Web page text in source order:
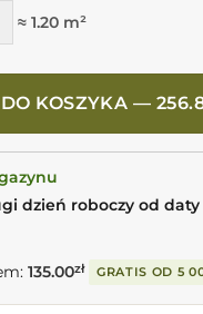
GEMMA
≈ 1.20 m²
KOSZYKA —
dzień roboczy od daty
135.00zł GRATIS OD 5